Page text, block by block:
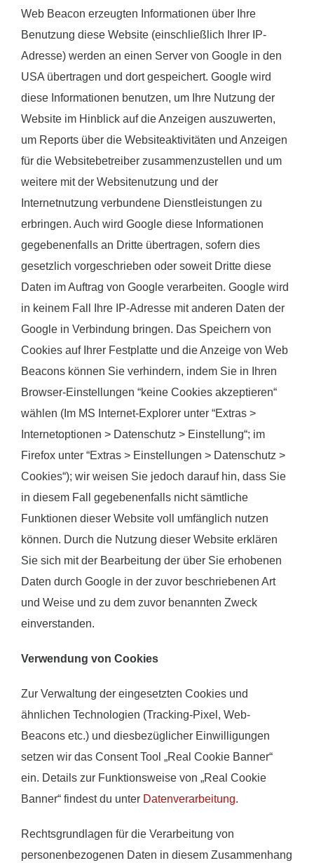
Web Beacon erzeugten Informationen über Ihre
Benutzung diese Website (einschließlich Ihrer IP-
Adresse) werden an einen Server von Google in den
USA übertragen und dort gespeichert. Google wird
diese Informationen benutzen, um Ihre Nutzung der
Website im Hinblick auf die Anzeigen auszuwerten,
um Reports über die Websiteaktivitäten und Anzeigen
für die Websitebetreiber zusammenzustellen und um
weitere mit der Websitenutzung und der
Internetnutzung verbundene Dienstleistungen zu
erbringen. Auch wird Google diese Informationen
gegebenenfalls an Dritte übertragen, sofern dies
gesetzlich vorgeschrieben oder soweit Dritte diese
Daten im Auftrag von Google verarbeiten. Google wird
in keinem Fall Ihre IP-Adresse mit anderen Daten der
Google in Verbindung bringen. Das Speichern von
Cookies auf Ihrer Festplatte und die Anzeige von Web
Beacons können Sie verhindern, indem Sie in Ihren
Browser-Einstellungen “keine Cookies akzeptieren“
wählen (Im MS Internet-Explorer unter “Extras >
Internetoptionen > Datenschutz > Einstellung“; im
Firefox unter “Extras > Einstellungen > Datenschutz >
Cookies“); wir weisen Sie jedoch darauf hin, dass Sie
in diesem Fall gegebenenfalls nicht sämtliche
Funktionen dieser Website voll umfänglich nutzen
können. Durch die Nutzung dieser Website erklären
Sie sich mit der Bearbeitung der über Sie erhobenen
Daten durch Google in der zuvor beschriebenen Art
und Weise und zu dem zuvor benannten Zweck
einverstanden.
Verwendung von Cookies
Zur Verwaltung der eingesetzten Cookies und
ähnlichen Technologien (Tracking-Pixel, Web-
Beacons etc.) und diesbezüglicher Einwilligungen
setzen wir das Consent Tool „Real Cookie Banner“
ein. Details zur Funktionsweise von „Real Cookie
Banner“ findest du unter Datenverarbeitung.
Rechtsgrundlagen für die Verarbeitung von
personenbezogenen Daten in diesem Zusammenhang